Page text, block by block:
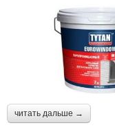
читать дальше →